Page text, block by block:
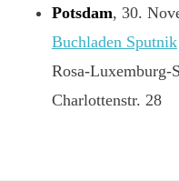
Potsdam, 30.
Buchladen Sputnik
Rosa-Luxemburg-
Charlottenstr. 28